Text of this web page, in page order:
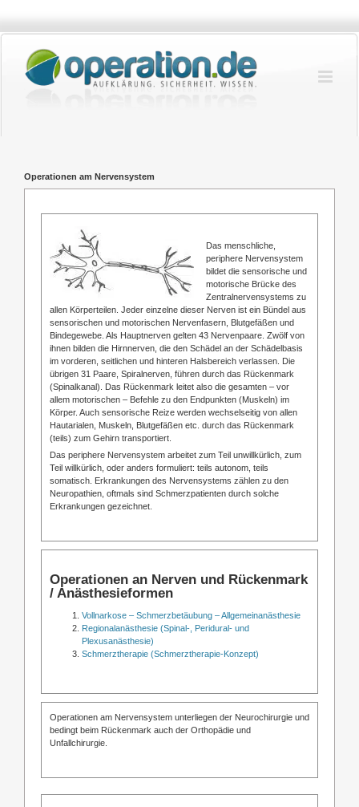
springen
Operationen am Nervensystem
Das menschliche,
periphere Nervensystem
bildet die sensorische und
motorische Brücke des
Zentralnervensystems zu
allen Körperteilen. Jeder einzelne dieser Nerven ist ein Bündel aus
sensorischen und motorischen Nervenfasern, Blutgefäßen und
Bindegewebe. Als Hauptnerven gelten 43 Nervenpaare. Zwölf von
ihnen bilden die Hirnnerven, die den Schädel an der Schädelbasis
im vorderen, seitlichen und hinteren Halsbereich verlassen. Die
übrigen 31 Paare, Spiralnerven, führen durch das Rückenmark
(Spinalkanal). Das Rückenmark leitet also die gesamten – vor
allem motorischen – Befehle zu den Endpunkten (Muskeln) im
Körper. Auch sensorische Reize werden wechselseitig von allen
Hautarialen, Muskeln, Blutgefäßen etc. durch das Rückenmark
(teils) zum Gehirn transportiert.
Das periphere Nervensystem arbeitet zum Teil unwillkürlich, zum
Teil willkürlich, oder anders formuliert: teils autonom, teils
somatisch. Erkrankungen des Nervensystems zählen zu den
Neuropathien, oftmals sind Schmerzpatienten durch solche
Erkrankungen gezeichnet.
Operationen an Nerven und Rückenmark
/ Anästhesieformen
Vollnarkose – Schmerzbetäubung – Allgemeinanästhesie
Regionalanästhesie (Spinal-, Peridural- und
Plexusanästhesie)
Schmerztherapie (Schmerztherapie-Konzept)
Operationen am Nervensystem unterliegen der Neurochirurgie und
bedingt beim Rückenmark auch der Orthopädie und
Unfallchirurgie.